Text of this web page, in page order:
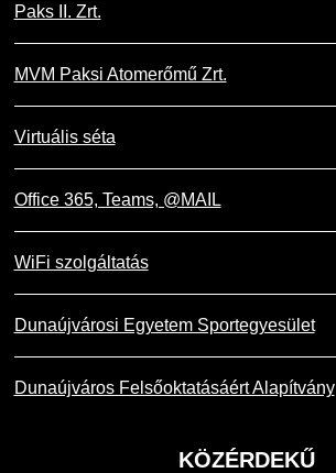
Paks II. Zrt.
MVM Paksi Atomerőmű Zrt.
Virtuális séta
Office 365, Teams, @MAIL
WiFi szolgáltatás
Dunaújvárosi Egyetem Sportegyesület
Dunaújváros Felsőoktatásáért Alapítvány
KÖZÉRDEKŰ